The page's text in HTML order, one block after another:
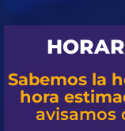
Sabemos la
hora
avisamos